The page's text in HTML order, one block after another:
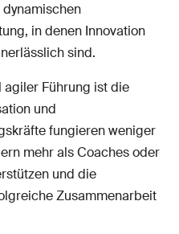
in denen Innovation
sind.
agiler Führung ist die
und
fungieren weniger
mehr als Coaches oder
und die
Zusammenarbeit